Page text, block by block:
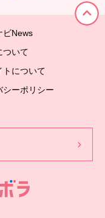
ビNews
ついて
トについて
シーポリシー